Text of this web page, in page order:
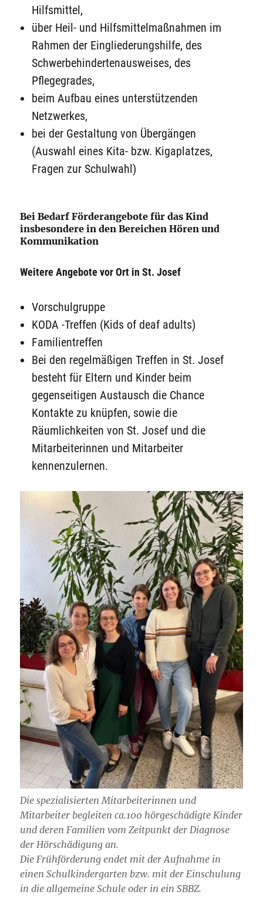
Hilfsmittel,
über Heil- und Hilfsmittelmaßnahmen im
Rahmen der Eingliederungshilfe, des
Schwerbehindertenausweises, des
Pflegegrades,
beim Aufbau eines unterstützenden
Netzwerkes,
bei der Gestaltung von Übergängen
(Auswahl eines Kita- bzw. Kigaplatzes,
Fragen zur Schulwahl)
Bei Bedarf Förderangebote für das Kind
insbesondere in den Bereichen Hören und
Kommunikation
Weitere Angebote vor Ort in St. Josef
Vorschulgruppe
KODA -Treffen (Kids of deaf adults)
Familientreffen
Bei den regelmäßigen Treffen in St. Josef
besteht für Eltern und Kinder beim
gegenseitigen Austausch die Chance
Kontakte zu knüpfen, sowie die
Räumlichkeiten von St. Josef und die
Mitarbeiterinnen und Mitarbeiter
kennenzulernen.
Die spezialisierten Mitarbeiterinnen und
Mitarbeiter begleiten ca.100 hörgeschädigte Kinder
und deren Familien vom Zeitpunkt der Diagnose
der Hörschädigung an.
Die Frühförderung endet mit der Aufnahme in
einen Schulkindergarten bzw. mit der Einschulung
in die allgemeine Schule oder in ein SBBZ.